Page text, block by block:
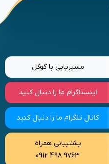
مسیریابی با گوگل
اینستاگرام ما را دنبال کنید
کانال تلگرام ما را دنبال کنید
پشتیبانی همراه
0912 498 9763